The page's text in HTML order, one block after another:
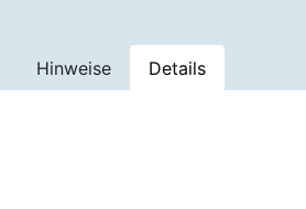
Hinweise Details